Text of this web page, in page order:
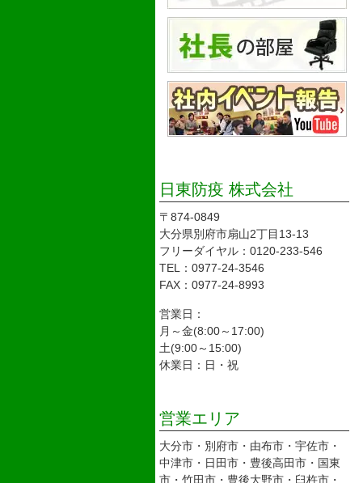
日東防疫 株式会社
〒874-0849
大分県別府市扇山2丁目13-13
フリーダイヤル：0120-233-546
TEL：0977-24-3546
FAX：0977-24-8993
営業日：
月～金(8:00～17:00)
土(9:00～15:00)
休業日：日・祝
営業エリア
大分市・別府市・由布市・宇佐市・
中津市・日田市・豊後高田市・国東
市・竹田市・豊後大野市・臼杵市・